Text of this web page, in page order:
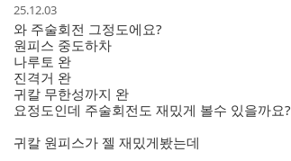
작
성
시
간
25.12.03
와 주술회전 그정도에요?
원피스 중도하차
나루토 완
진격거 완
귀칼 무한성까지 완
요정도인데 주술회전도 재밌게 볼수 있을까요?
귀칼 원피스가 젤 재밌게봤는데